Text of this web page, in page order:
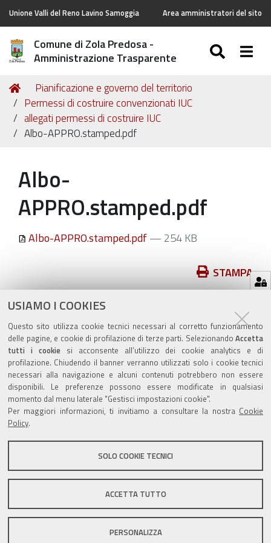
USIAMO I COOKIES
Questo sito utilizza cookie tecnici necessari al corretto funzionamento
delle pagine, e cookie di profilazione di terze parti. Selezionando Accetta
tutti i cookiesi acconsente all’utilizzo dei cookie analytics e di
profilazione. Chiudendo il banner verranno utilizzati solo i cookie tecnici
necessari alla navigazione e alcuni contenuti potrebbero non essere
disponibili. Le preferenze possono essere modificate in qualsiasi
momento dal menu laterale "Gestisci impostazioni cookie".
Per maggiori informazioni, ti invitiamo a consultare la nostra Cookie
Policy.
SOLO COOKIE TECNICI
ACCETTA TUTTO
PERSONALIZZA
Unione Valli del Reno Lavino Samoggia Area amministratori del sito
Comune di Zola Predosa -
Amministrazione Trasparente
Tu
sei
qui:
Home
Pianificazione e governo del territorio
Permessi di costruire convenzionati IUC
allegati permessi di costruire IUC
Albo-APPRO.stamped.pdf
Albo-
APPRO.stamped.pdf
Albo-APPRO.stamped.pdf— 254 KB
sul
documento
STAMPA
ultima modifica
Valuta questo sito
Sito istituzionale Comune di Zola Predosa
Privacy policy|DPO|Accessibilità